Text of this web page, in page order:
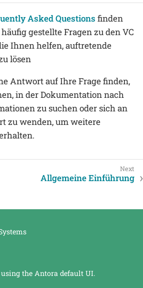
Asked Questions finden
gestellte Fragen zu den VC
Ihnen helfen, auftretende
lösen
Antwort auf Ihre Frage finden,
in der Dokumentation nach
zu suchen oder sich an
zu wenden, um weitere
Allgemeine Einführung
the Antora default UI.